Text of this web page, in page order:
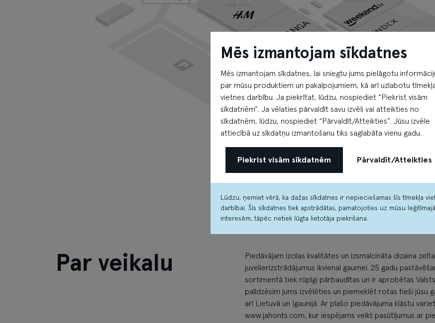
Par veikalu
Piedāvājam izcilas kvalitātes un izsmalcināta dizaina
juvelierizstrādājumus ikvienai gaumei. 25 gadu
sortimentā tiek rūpīgi pārbaudītas un ir aprobētas
palīdzēsim jums izvēlēties un piemeklēt rotas tieši jūsu
arī Lietuvā un Igaunijā. Ar plašo piedāvājuma klāstu
www.jahonts.com, kur iespējams veikt pasūtījumus ar
Mēs izmantojam sīkdatnes
Mēs izmantojam sīkdatnes, lai sniegtu jums pielāgotu
par mūsu produktiem un pakalpojumiem, kā arī uzlabotu
vietnes darbību. Ja piekrītat, lūdzu, nospiediet “Piekrist visām
sīkdatnēm”. Ja vēlaties pārvaldīt savu izvēli vai atteikties no
sīkdatnēm, lūdzu, nospiediet “Pārvaldīt/Atteikties”. Jūsu izvēle
attiecībā uz sīkdatņu izmantošanu tiks saglabāta vienu gadu.
Piekrist visām sīkdatnēm Pārvaldīt/Atteikties
Lūdzu, ņemiet vērā, ka dažas sīkdatnes ir nepieciešamas šīs tīmekļa
darbībai. Šīs sīkdatnes tiek apstrādātas, pamatojoties uz mūsu
interesēm, tāpēc netiek lūgta lietotāja piekrišana.